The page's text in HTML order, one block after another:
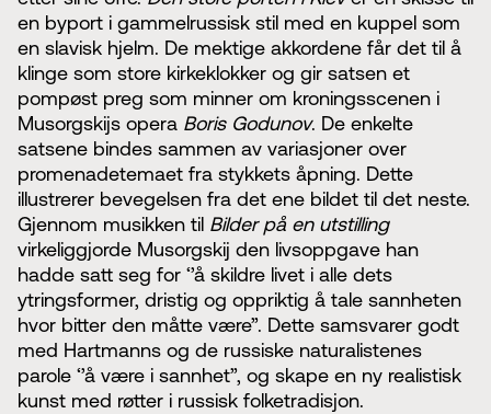
en byport i gammelrussisk stil med en kuppel som
en slavisk hjelm. De mektige akkordene får det til å
klinge som store kirkeklokker og gir satsen et
pompøst preg som minner om kroningsscenen i
Musorgskijs opera Boris Godunov. De enkelte
satsene bindes sammen av variasjoner over
promenadetemaet fra stykkets åpning. Dette
illustrerer bevegelsen fra det ene bildet til det neste.
Gjennom musikken til Bilder på en utstilling
virkeliggjorde Musorgskij den livsoppgave han
hadde satt seg for ‘’å skildre livet i alle dets
ytringsformer, dristig og oppriktig å tale sannheten
hvor bitter den måtte være”. Dette samsvarer godt
med Hartmanns og de russiske naturalistenes
parole ‘’å være i sannhet”, og skape en ny realistisk
kunst med røtter i russisk folketradisjon.